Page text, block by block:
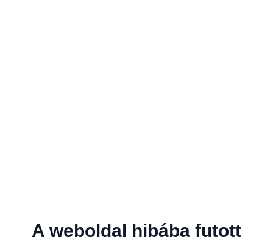
A weboldal hibába futott